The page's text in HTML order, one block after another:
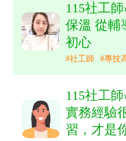
115社工
保溫 從輔
初心
#社工師 #專技
115社工
實務經驗
習，才是